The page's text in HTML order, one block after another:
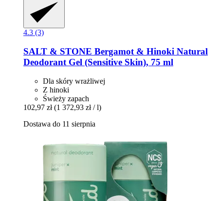
4.3 (3)
SALT & STONE Bergamot & Hinoki Natural
Deodorant Gel (Sensitive Skin), 75 ml
Dla skóry wrażliwej
Z hinoki
Świeży zapach
102,97 zł (1 372,93 zł / l)
Dostawa do 11 sierpnia